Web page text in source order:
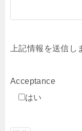
上記情報を送信し
Acceptance
はい